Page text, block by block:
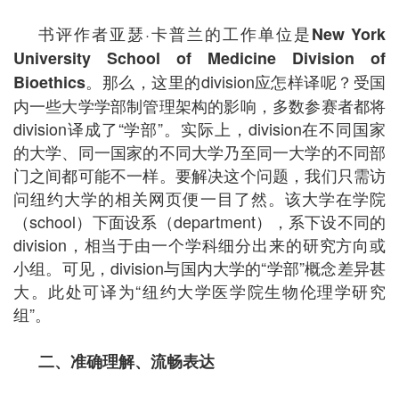
书评作者亚瑟·卡普兰的工作单位是New York
University School of Medicine Division of
Bioethics。那么，这里的division应怎样译呢？受国
内一些大学学部制管理架构的影响，多数参赛者都将
division译成了“学部”。实际上，division在不同国家
的大学、同一国家的不同大学乃至同一大学的不同部
门之间都可能不一样。要解决这个问题，我们只需访
问纽约大学的相关网页便一目了然。该大学在学院
（school）下面设系（department），系下设不同的
division，相当于由一个学科细分出来的研究方向或
小组。可见，division与国内大学的“学部”概念差异甚
大。此处可译为“纽约大学医学院生物伦理学研究
组”。
二、准确理解、流畅表达